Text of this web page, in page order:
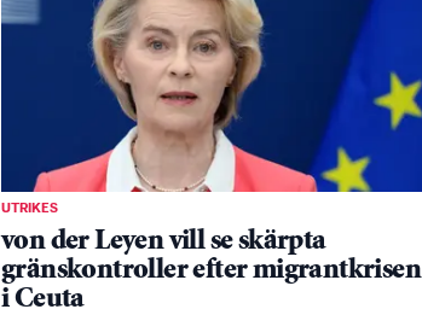
UTRIKES
von der Leyen vill se skärpta
gränskontroller efter migrantkrisen
i Ceuta